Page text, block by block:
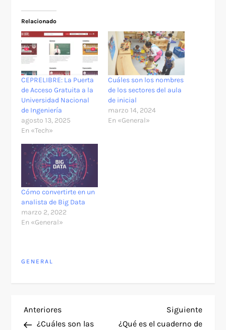
Relacionado
CEPRELIBRE: La Puerta
de Acceso Gratuita a la
Universidad Nacional
de Ingeniería
agosto 13, 2025
En «Tech»
Cuáles son los nombres
de los sectores del aula
de inicial
marzo 14, 2024
En «General»
Cómo convertirte en un
analista de Big Data
marzo 2, 2022
En «General»
GENERAL
N
Entrada
anterior
Anteriores
¿Cuáles son las
Siguiente
¿Qué es el cuaderno de